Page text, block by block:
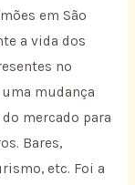
em São
a vida dos
no
mudança
mercado para
Bares,
etc. Foi a